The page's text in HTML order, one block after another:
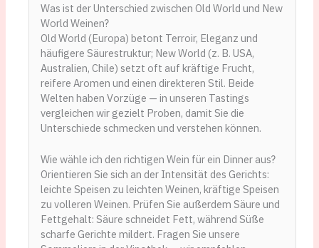
Was ist der Unterschied zwischen Old World und New
World Weinen?
Old World (Europa) betont Terroir, Eleganz und
häufigere Säurestruktur; New World (z. B. USA,
Australien, Chile) setzt oft auf kräftige Frucht,
reifere Aromen und einen direkteren Stil. Beide
Welten haben Vorzüge — in unseren Tastings
vergleichen wir gezielt Proben, damit Sie die
Unterschiede schmecken und verstehen können.
Wie wähle ich den richtigen Wein für ein Dinner aus?
Orientieren Sie sich an der Intensität des Gerichts:
leichte Speisen zu leichten Weinen, kräftige Speisen
zu volleren Weinen. Prüfen Sie außerdem Säure und
Fettgehalt: Säure schneidet Fett, während Süße
scharfe Gerichte mildert. Fragen Sie unsere